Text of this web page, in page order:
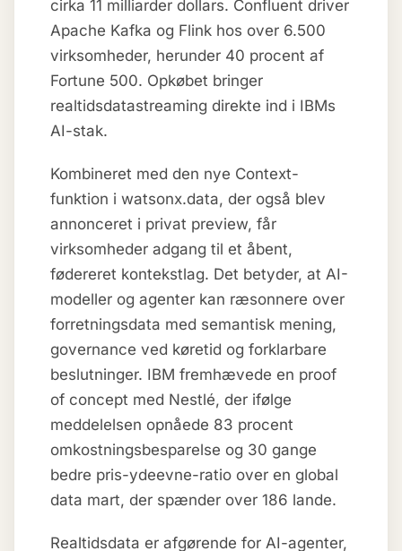
cirka 11 milliarder dollars. Confluent driver
Apache Kafka og Flink hos over 6.500
virksomheder, herunder 40 procent af
Fortune 500. Opkøbet bringer
realtidsdatastreaming direkte ind i IBMs
AI-stak.
Kombineret med den nye Context-
funktion i watsonx.data, der også blev
annonceret i privat preview, får
virksomheder adgang til et åbent,
fødereret kontekstlag. Det betyder, at AI-
modeller og agenter kan ræsonnere over
forretningsdata med semantisk mening,
governance ved køretid og forklarbare
beslutninger. IBM fremhævede en proof
of concept med Nestlé, der ifølge
meddelelsen opnåede 83 procent
omkostningsbesparelse og 30 gange
bedre pris-ydeevne-ratio over en global
data mart, der spænder over 186 lande.
Realtidsdata er afgørende for AI-agenter,